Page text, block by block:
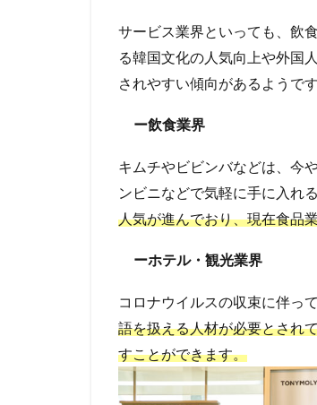
サービス業界といっても、飲
る韓国文化の人気向上や外国
されやすい傾向があるようです
ー飲食業界
キムチやビビンバなどは、今
ンビニなどで気軽に手に入れ
人気が進んでおり、現在食品
ーホテル・観光業界
コロナウイルスの収束に伴っ
語を扱える人材が必要とされ
すことができます。